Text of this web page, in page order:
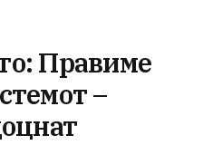
Правиме
–